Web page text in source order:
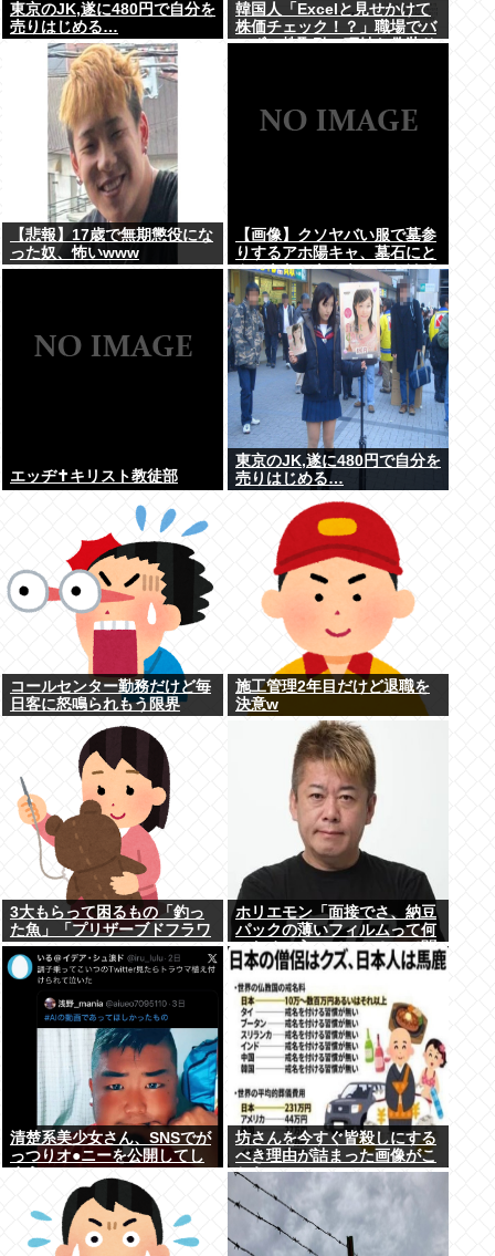
東京のJK,遂に480円で自分を
売りはじめる…
韓国人「Excelと見せかけて
株価チェック！？」職場でバ
レずに株取引、巧妙な偽装サ
【悲報】17歳で無期懲役にな
った奴、怖いwww
【画像】クソヤバい服で墓参
りするアホ陽キャ、墓石にと
んでもないものをぶっかける
エッヂ✝️キリスト教徒部
東京のJK,遂に480円で自分を
売りはじめる…
コールセンター勤務だけど毎
日客に怒鳴られもう限界
施工管理2年目だけど退職を
決意w
3大もらって困るもの「釣っ
た魚」「プリザーブドフラワ
ー」
ホリエモン「面接でさ、納豆
パックの薄いフィルムって何
のために入っていの？って聞
くわけ」
清楚系美少女さん、SNSでが
っつりオ●ニーを公開してし
坊さんを今すぐ皆殺しにする
べき理由が詰まった画像がこ
ちら